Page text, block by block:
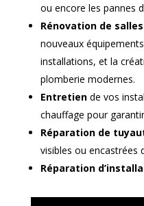
ou encore les pannes
Rénovation de
nouveaux
installations, et la
plomberie modernes.
Entretien de vos
chauffage pour
Réparation de
visibles ou encastrées
Réparation